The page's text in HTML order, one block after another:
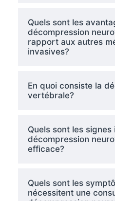
Quels sont les
décompression
rapport aux autres
invasives?
En quoi consiste la
vertébrale?
Quels sont les
décompression
efficace?
Quels sont les
nécessitent une